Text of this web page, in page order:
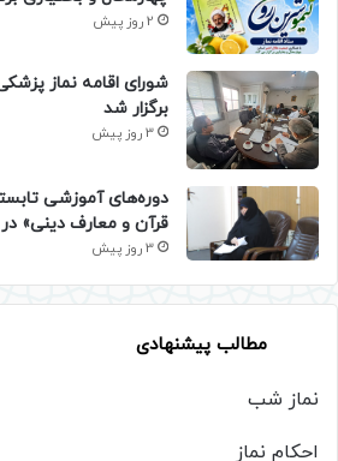
2 روز پیش
شورای اقامه نماز
برگزار شد
3 روز پیش
دوره‌های آموزشی
قرآن و معارف دینی» در
3 روز پیش
مطالب پیشنهادی
نماز شب
احکام نماز